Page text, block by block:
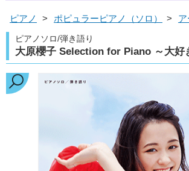
ピアノ > ポピュラーピアノ（ソロ） >
ピアノソロ/弾き語り
大原櫻子 Selection for Piano ～大好